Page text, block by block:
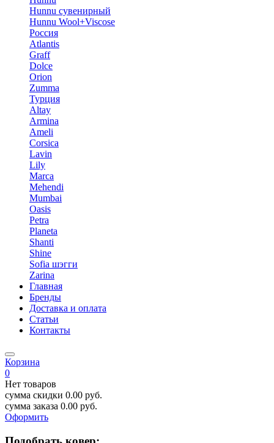
Hunnu сувенирный
Hunnu Wool+Viscose
Россия
Atlantis
Graff
Dolce
Orion
Zumma
Турция
Altay
Armina
Ameli
Corsica
Lavin
Lily
Marca
Mehendi
Mumbai
Oasis
Petra
Planeta
Shanti
Shine
Sofia шэгги
Zarina
Главная
Бренды
Доставка и оплата
Статьи
Контакты
Корзина
0
Нет товаров
сумма скидки 0.00 руб.
сумма заказа 0.00 руб.
Оформить